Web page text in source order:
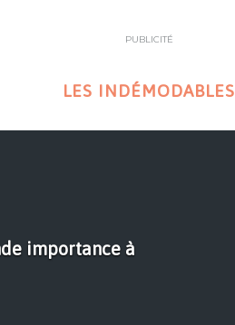
PUBLICITÉ
LES INDÉMODABLES
importance à